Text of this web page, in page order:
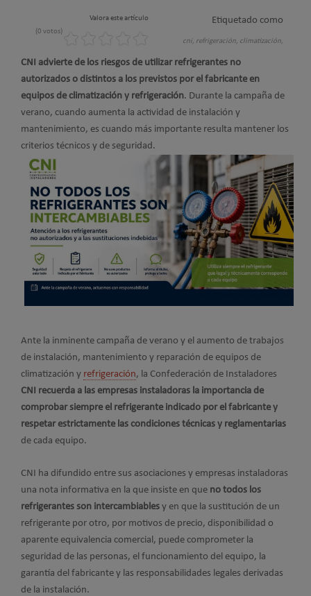
Valora este artículo
(0 votos)
Etiquetado como
cni, refrigeración, climatización,
CNI advierte de los riesgos de utilizar refrigerantes no
autorizados o distintos a los previstos por el fabricante en
equipos de climatización y refrigeración. Durante la campaña de
verano, cuando aumenta la actividad de instalación y
mantenimiento, es cuando más importante resulta mantener los
criterios técnicos y de seguridad.
Ante la inminente campaña de verano y el aumento de trabajos
de instalación, mantenimiento y reparación de equipos de
climatización y refrigeración, la Confederación de Instaladores
CNI recuerda a las empresas instaladoras la importancia de
comprobar siempre el refrigerante indicado por el fabricante y
respetar estrictamente las condiciones técnicas y reglamentarias
de cada equipo.
CNI ha difundido entre sus asociaciones y empresas instaladoras
una nota informativa en la que insiste en que no todos los
refrigerantes son intercambiables y en que la sustitución de un
refrigerante por otro, por motivos de precio, disponibilidad o
aparente equivalencia comercial, puede comprometer la
seguridad de las personas, el funcionamiento del equipo, la
garantía del fabricante y las responsabilidades legales derivadas
de la instalación.